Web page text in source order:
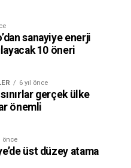
sanayiye enerji
10 öneri
6 yıl önce
gerçek ülke
önemli
önce
üst düzey atama